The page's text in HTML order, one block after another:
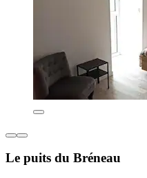
Le puits du Bréneau